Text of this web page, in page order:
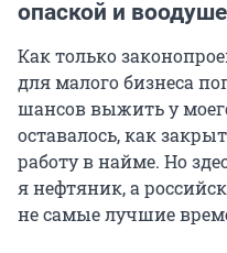
опаской и
Как только
для малого бизнеса
шансов выжить у
оставалось, как
работу в найме. Но
я нефтяник, а
не самые лучшие